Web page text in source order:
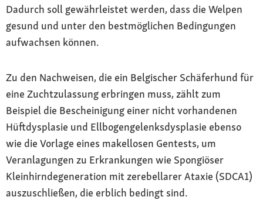
Dadurch soll gewährleistet werden, dass die Welpen
gesund und unter den bestmöglichen Bedingungen
aufwachsen können.
Zu den Nachweisen, die ein Belgischer Schäferhund für
eine Zuchtzulassung erbringen muss, zählt zum
Beispiel die Bescheinigung einer nicht vorhandenen
Hüftdysplasie und Ellbogengelenksdysplasie ebenso
wie die Vorlage eines makellosen Gentests, um
Veranlagungen zu Erkrankungen wie Spongiöser
Kleinhirndegeneration mit zerebellarer Ataxie (SDCA1)
auszuschließen, die erblich bedingt sind.